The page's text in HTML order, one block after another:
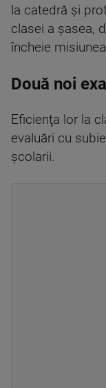
la catedră şi
clasei a şasea,
încheie
Două noi
Eficienţa lor la
evaluări cu
şcolarii.